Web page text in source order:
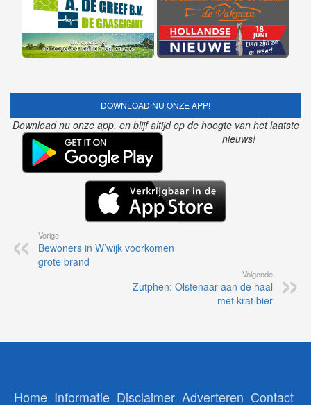
DOWNLOAD NU ONZE APP!
Download nu onze app, en blijf altijd op de hoogte van het laatste
nieuws!
Vorige
Bewoners in W’wijk voorkomen
grote brand
Volgende
Zutphen: Olstenaar aan de haal
met krat bier
Home Informatie Disclaimer Adverteren Contact